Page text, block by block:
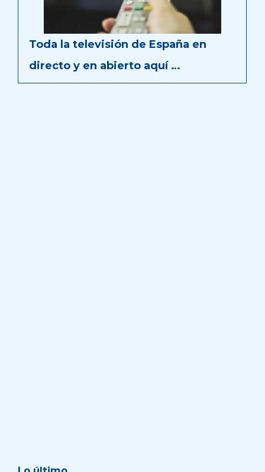
Toda la televisión de España en
directo y en abierto aquí …